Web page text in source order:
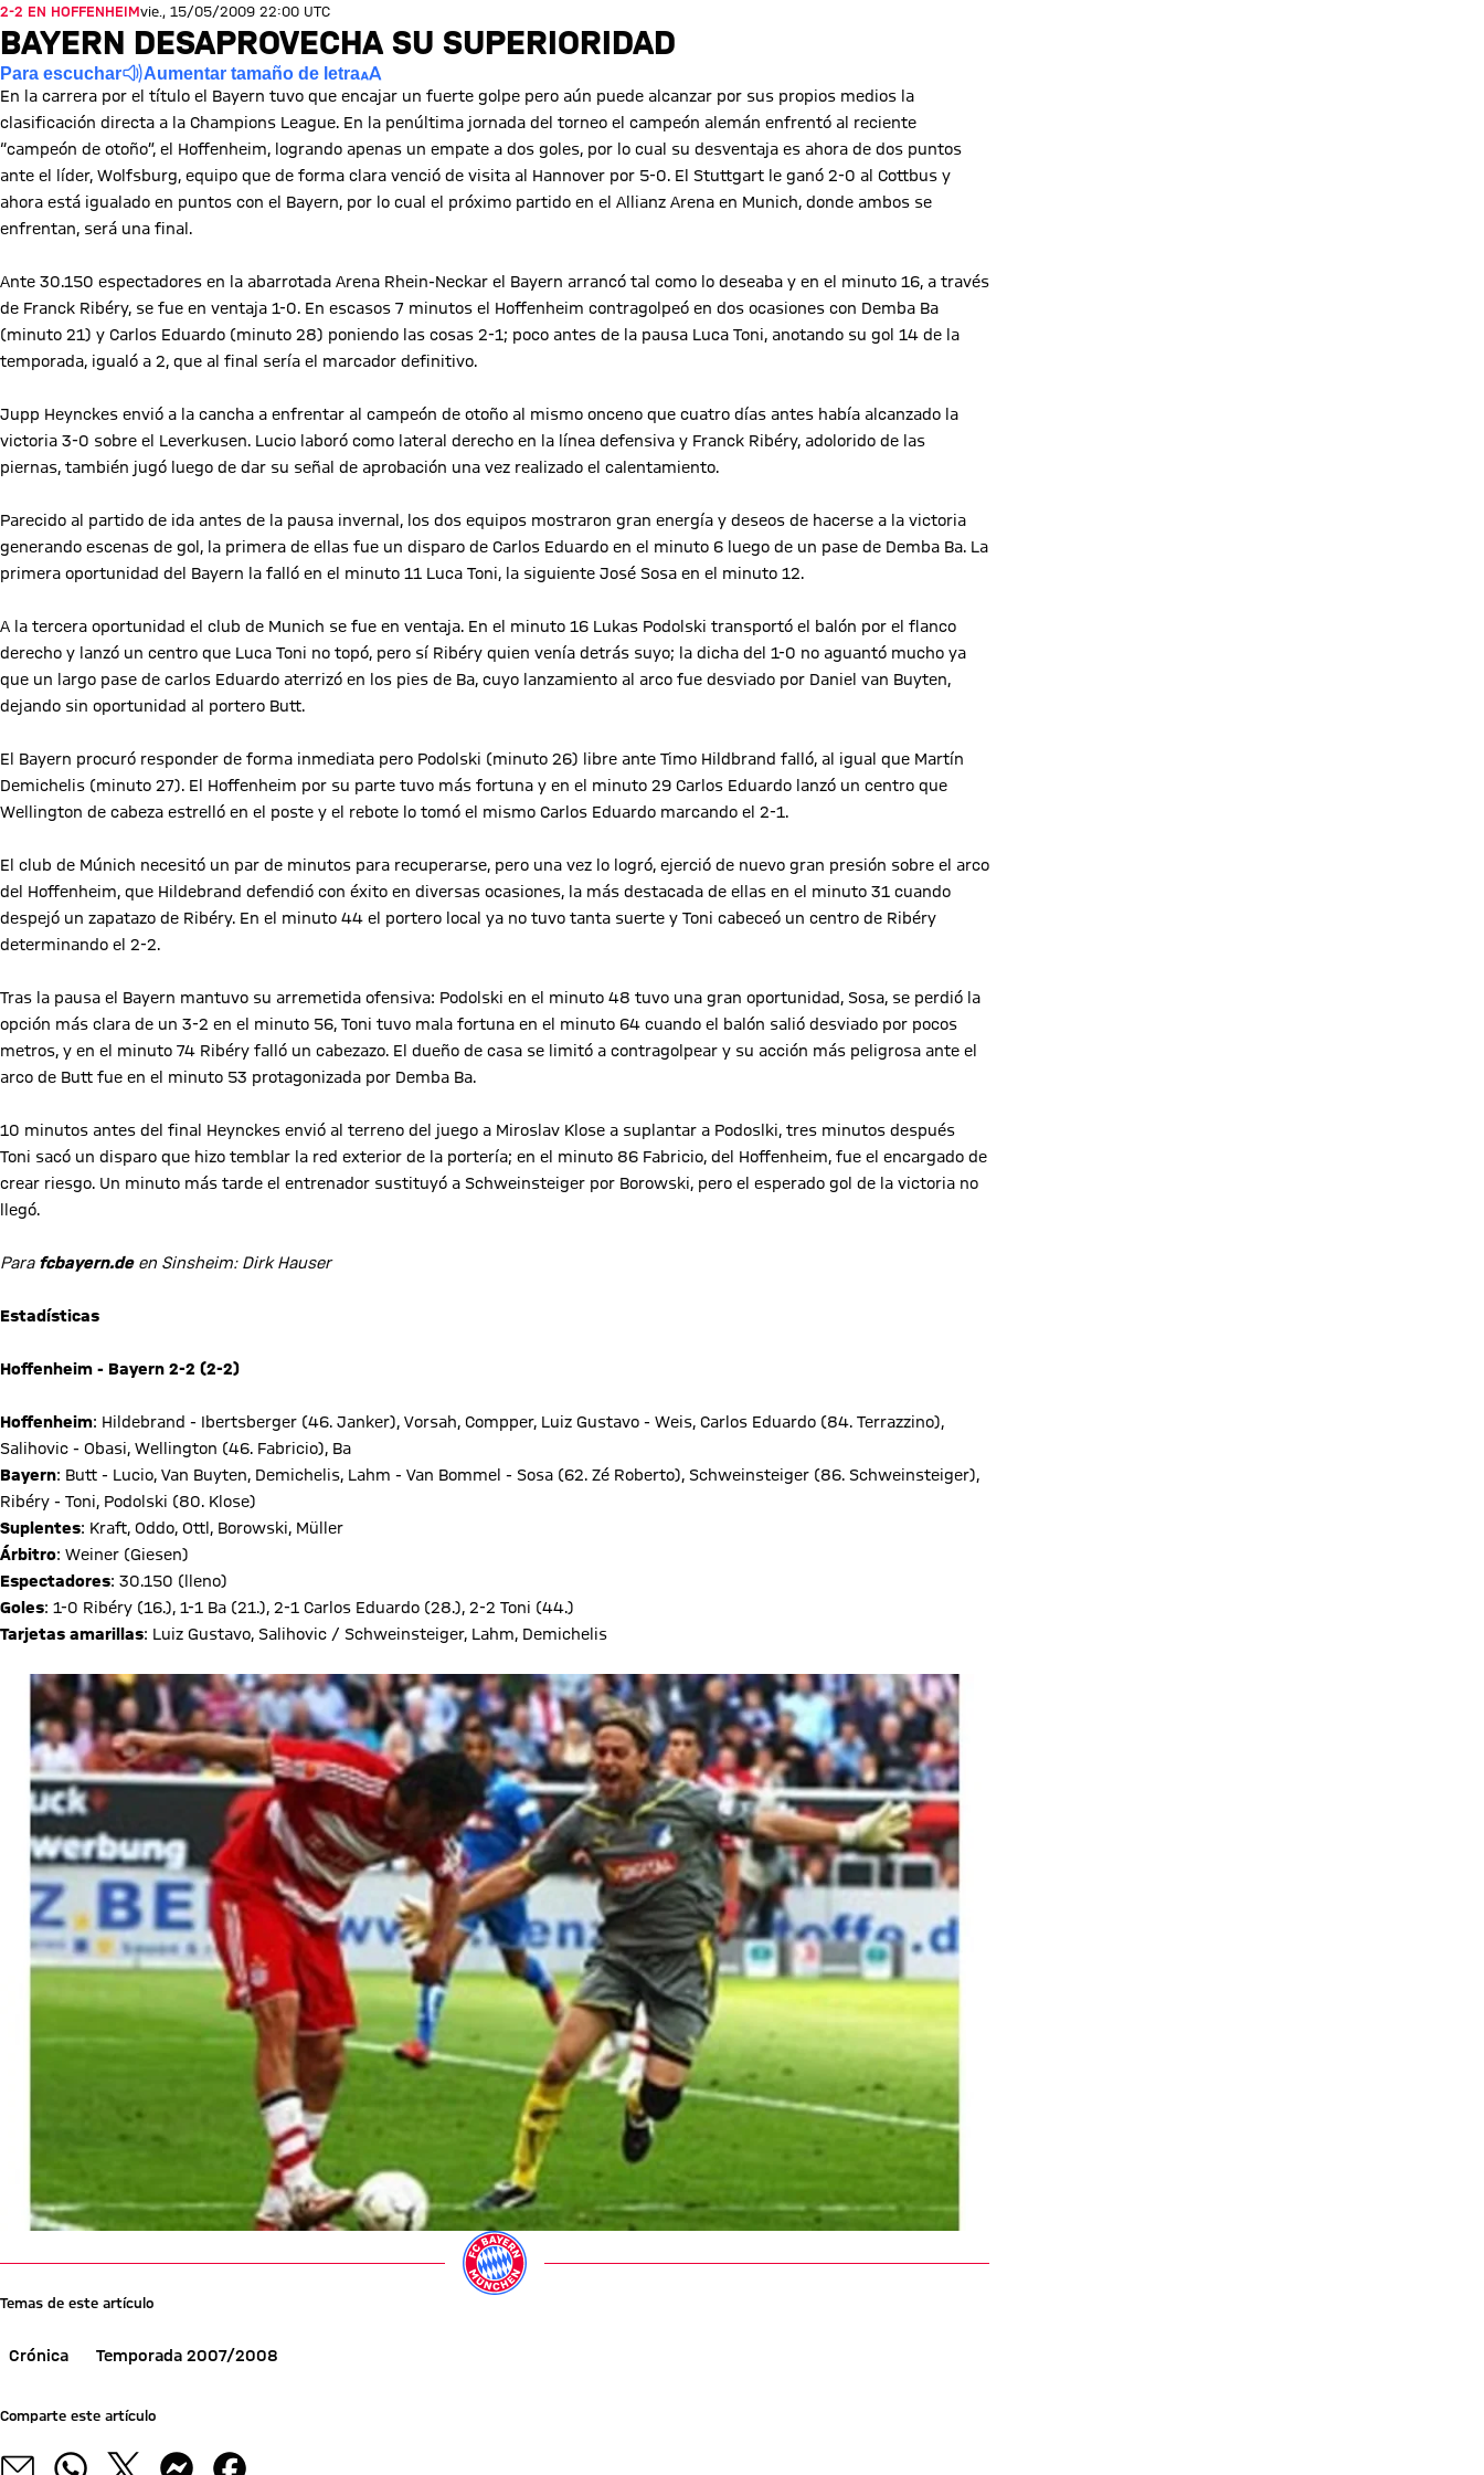
2-2 EN HOFFENHEIMvie., 15/05/2009 22:00 UTC
BAYERN DESAPROVECHA SU SUPERIORIDAD
Para escuchar Aumentar tamaño de letra
En la carrera por el título el Bayern tuvo que encajar un fuerte golpe pero aún puede alcanzar por sus propios medios la
clasificación directa a la Champions League. En la penúltima jornada del torneo el campeón alemán enfrentó al reciente
“campeón de otoño”, el Hoffenheim, logrando apenas un empate a dos goles, por lo cual su desventaja es ahora de dos puntos
ante el líder, Wolfsburg, equipo que de forma clara venció de visita al Hannover por 5-0. El Stuttgart le ganó 2-0 al Cottbus y
ahora está igualado en puntos con el Bayern, por lo cual el próximo partido en el Allianz Arena en Munich, donde ambos se
enfrentan, será una final.
Ante 30.150 espectadores en la abarrotada Arena Rhein-Neckar el Bayern arrancó tal como lo deseaba y en el minuto 16, a través
de Franck Ribéry, se fue en ventaja 1-0. En escasos 7 minutos el Hoffenheim contragolpeó en dos ocasiones con Demba Ba
(minuto 21) y Carlos Eduardo (minuto 28) poniendo las cosas 2-1; poco antes de la pausa Luca Toni, anotando su gol 14 de la
temporada, igualó a 2, que al final sería el marcador definitivo.
Jupp Heynckes envió a la cancha a enfrentar al campeón de otoño al mismo onceno que cuatro días antes había alcanzado la
victoria 3-0 sobre el Leverkusen. Lucio laboró como lateral derecho en la línea defensiva y Franck Ribéry, adolorido de las
piernas, también jugó luego de dar su señal de aprobación una vez realizado el calentamiento.
Parecido al partido de ida antes de la pausa invernal, los dos equipos mostraron gran energía y deseos de hacerse a la victoria
generando escenas de gol, la primera de ellas fue un disparo de Carlos Eduardo en el minuto 6 luego de un pase de Demba Ba. La
primera oportunidad del Bayern la falló en el minuto 11 Luca Toni, la siguiente José Sosa en el minuto 12.
A la tercera oportunidad el club de Munich se fue en ventaja. En el minuto 16 Lukas Podolski transportó el balón por el flanco
derecho y lanzó un centro que Luca Toni no topó, pero sí Ribéry quien venía detrás suyo; la dicha del 1-0 no aguantó mucho ya
que un largo pase de carlos Eduardo aterrizó en los pies de Ba, cuyo lanzamiento al arco fue desviado por Daniel van Buyten,
dejando sin oportunidad al portero Butt.
El Bayern procuró responder de forma inmediata pero Podolski (minuto 26) libre ante Timo Hildbrand falló, al igual que Martín
Demichelis (minuto 27). El Hoffenheim por su parte tuvo más fortuna y en el minuto 29 Carlos Eduardo lanzó un centro que
Wellington de cabeza estrelló en el poste y el rebote lo tomó el mismo Carlos Eduardo marcando el 2-1.
El club de Múnich necesitó un par de minutos para recuperarse, pero una vez lo logró, ejerció de nuevo gran presión sobre el arco
del Hoffenheim, que Hildebrand defendió con éxito en diversas ocasiones, la más destacada de ellas en el minuto 31 cuando
despejó un zapatazo de Ribéry. En el minuto 44 el portero local ya no tuvo tanta suerte y Toni cabeceó un centro de Ribéry
determinando el 2-2.
Tras la pausa el Bayern mantuvo su arremetida ofensiva: Podolski en el minuto 48 tuvo una gran oportunidad, Sosa, se perdió la
opción más clara de un 3-2 en el minuto 56, Toni tuvo mala fortuna en el minuto 64 cuando el balón salió desviado por pocos
metros, y en el minuto 74 Ribéry falló un cabezazo. El dueño de casa se limitó a contragolpear y su acción más peligrosa ante el
arco de Butt fue en el minuto 53 protagonizada por Demba Ba.
10 minutos antes del final Heynckes envió al terreno del juego a Miroslav Klose a suplantar a Podoslki, tres minutos después
Toni sacó un disparo que hizo temblar la red exterior de la portería; en el minuto 86 Fabricio, del Hoffenheim, fue el encargado de
crear riesgo. Un minuto más tarde el entrenador sustituyó a Schweinsteiger por Borowski, pero el esperado gol de la victoria no
llegó.
Para fcbayern.deen Sinsheim: Dirk Hauser
Estadísticas
Hoffenheim - Bayern 2-2 (2-2)
Hoffenheim: Hildebrand - Ibertsberger (46. Janker), Vorsah, Compper, Luiz Gustavo - Weis, Carlos Eduardo (84. Terrazzino),
Salihovic - Obasi, Wellington (46. Fabricio), Ba
Bayern: Butt - Lucio, Van Buyten, Demichelis, Lahm - Van Bommel - Sosa (62. Zé Roberto), Schweinsteiger (86. Schweinsteiger),
Ribéry - Toni, Podolski (80. Klose)
Suplentes: Kraft, Oddo, Ottl, Borowski, Müller
Árbitro: Weiner (Giesen)
Espectadores: 30.150 (lleno)
Goles: 1-0 Ribéry (16.), 1-1 Ba (21.), 2-1 Carlos Eduardo (28.), 2-2 Toni (44.)
Tarjetas amarillas: Luiz Gustavo, Salihovic / Schweinsteiger, Lahm, Demichelis
Temas de este artículo
Crónica Temporada 2007/2008
Comparte este artículo